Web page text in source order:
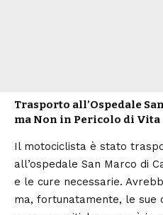
Trasporto all’Ospedale
ma Non in Pericolo di Vita
Il motociclista è stato
all’ospedale San Marco di
e le cure necessarie.
ma, fortunatamente, le sue